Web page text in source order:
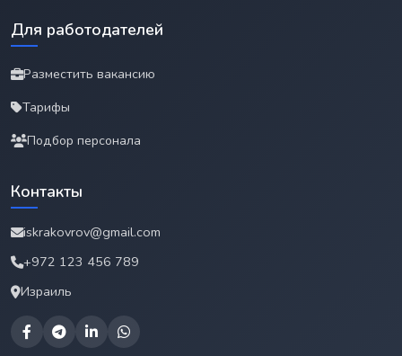
Для работодателей
Разместить вакансию
Тарифы
Подбор персонала
Контакты
iskrakovrov@gmail.com
+972 123 456 789
Израиль